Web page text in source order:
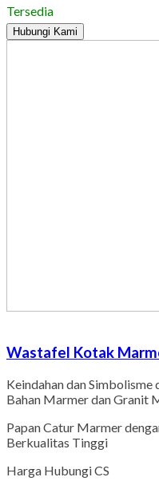
Tersedia
Hubungi Kami
Wastafel Kotak
Keindahan dan
Bahan Marmer dan Granit
Papan Catur Marmer
Berkualitas Tinggi
Harga Hubungi CS